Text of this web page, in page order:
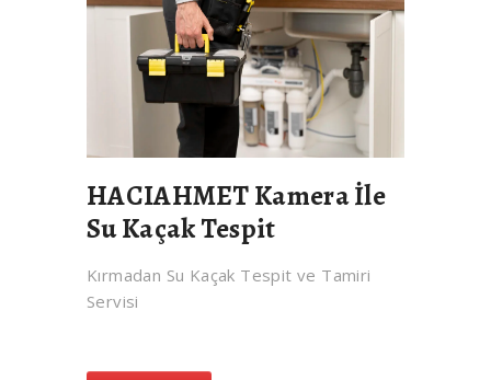
HACIAHMET Kamera İle
Su Kaçak Tespit
Kırmadan Su Kaçak Tespit ve Tamiri
Servisi